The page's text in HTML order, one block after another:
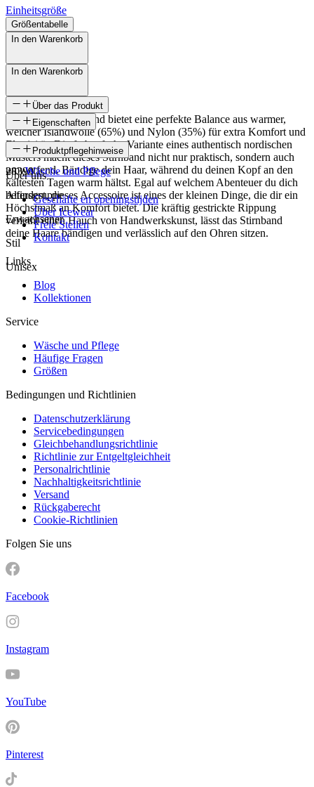
Einheitsgröße
Größentabelle
In den Warenkorb
In den Warenkorb
Über das Produkt
Das Skrúður stirnband bietet eine perfekte Balance aus warmer,
weicher Islandwolle (65%) und Nylon (35%) für extra Komfort und
Elastizität. Die farbenfrohe Variante eines authentisch nordischen
Musters macht dieses Stirnband nicht nur praktisch, sondern auch
umwerfend. Bändige dein Haar, während du deinen Kopf an den
kältesten Tagen warm hältst. Egal auf welchem Abenteuer du dich
befindest, dieses Accessoire ist eines der kleinen Dinge, die dir ein
Höchstmaß an Komfort bietet. Die kräftig gestrickte Rippung
verleiht einen Hauch von Handwerkskunst, lässt das Stirnband
deine Haare bändigen und verlässlich auf den Ohren sitzen.
Eigenschaften
SKU
28399
Altersgruppe
Erwachsener
Stil
Unisex
Produktpflegehinweise
Wäsche und Pflege
Über uns
Geschäfte en openingstijden
Über Icewear
Freie Stellen
Kontakt
Links
Blog
Kollektionen
Service
Wäsche und Pflege
Häufige Fragen
Größen
Bedingungen und Richtlinien
Datenschutzerklärung
Servicebedingungen
Gleichbehandlungsrichtlinie
Richtlinie zur Entgeltgleichheit
Personalrichtlinie
Nachhaltigkeitsrichtlinie
Versand
Rückgaberecht
Cookie-Richtlinien
Folgen Sie uns
Facebook
Instagram
YouTube
Pinterest